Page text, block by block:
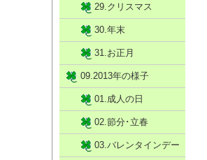
29.クリスマス
30.年末
31.お正月
09.2013年の様子
01.成人の日
02.節分･立春
03.バレンタインデー